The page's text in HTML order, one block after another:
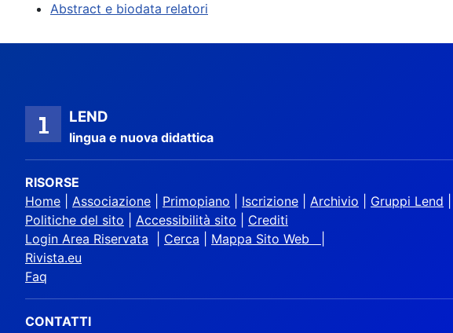
Abstract e biodata relatori
LEND
lingua e nuova didattica
RISORSE
Home
Associazione Primopiano Iscrizione Archivio Gruppi Lend
Politiche del sito
Accessibilità sito
Crediti
Login Area Riservata
Cerca
Mappa Sito Web |
Rivista.eu
Faq
CONTATTI